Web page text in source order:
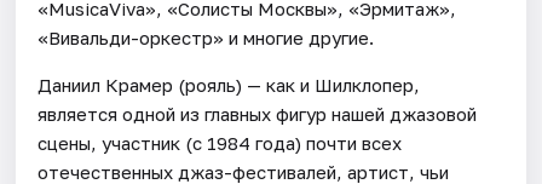
«MusicaViva», «Солисты Москвы», «Эрмитаж»,
«Вивальди-оркестр» и многие другие.
Даниил Крамер (рояль) — как и Шилклопер,
является одной из главных фигур нашей джазовой
сцены, участник (с 1984 года) почти всех
отечественных джаз-фестивалей, артист, чьи